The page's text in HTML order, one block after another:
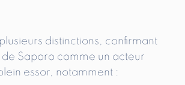
distinctions, confirmant
de Saporo comme un acteur
essor, notamment :